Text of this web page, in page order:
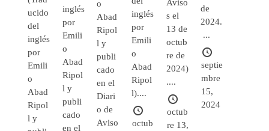
ucido
del
inglés
por
Emili
o
Abad
Ripol
l y
inglés
por
Emili
o
Abad
Ripol
l y
publi
cado
en el
o
Abad
Ripol
l y
publi
cado
en el
Diari
o de
Aviso
inglés
por
Emili
o
Abad
Ripol
l)....
octub
Aviso
s el
13 de
octub
re de
2024)
....
octub
re 13,
de
2024.
...
septie
mbre
15,
2024